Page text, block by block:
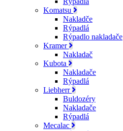
Komatsu
Nakladče
Rýpadlá
Rýpadlo nakladače
Kramer
Nakladač
Kubota
Nakladače
Rýpadlá
Liebherr
Buldozéry
Nakladače
Rýpadlá
Mecalac